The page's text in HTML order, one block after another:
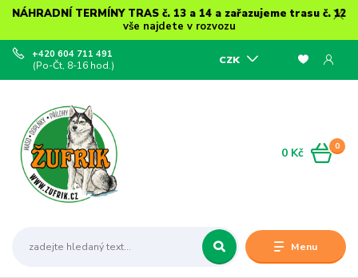
NÁHRADNÍ TERMÍNY TRAS č. 13 a 14 a zařazujeme trasu č. 12
vše najdete v rozvozu
Menu
CZK
+420 604 711 491
(Po-Čt, 8-16 hod.)
0
0 Kč